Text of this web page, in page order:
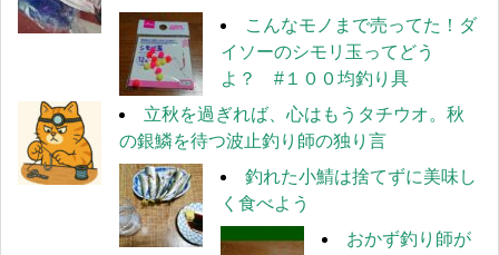
こんなモノまで売ってた！ダ
イソーのシモリ玉ってどう
よ？ #１００均釣り具
立秋を過ぎれば、心はもうタチウオ。秋
の銀鱗を待つ波止釣り師の独り言
釣れた小鯖は捨てずに美味し
く食べよう
おかず釣り師が